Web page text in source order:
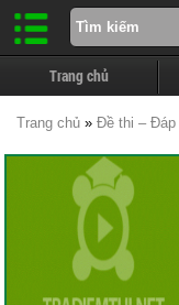
Trang chủ
Trang chủ » Đề thi – Đáp